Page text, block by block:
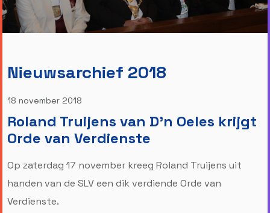
Nieuwsarchief 2018
18 november 2018
Roland Truijens van D'n Oeles krijgt
Orde van Verdienste
Op zaterdag 17 november kreeg Roland Truijens uit
handen van de SLV een dik verdiende Orde van
Verdienste.